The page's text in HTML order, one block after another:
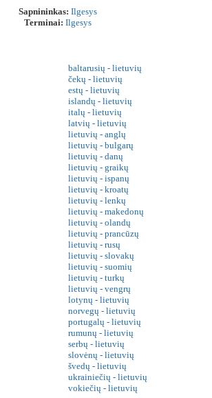
Sapnininkas: Ilgesys
Terminai: Ilgesys
baltarusių - lietuvių
čekų - lietuvių
estų - lietuvių
islandų - lietuvių
italų - lietuvių
latvių - lietuvių
lietuvių - anglų
lietuvių - bulgarų
lietuvių - danų
lietuvių - graikų
lietuvių - ispanų
lietuvių - kroatų
lietuvių - lenkų
lietuvių - makedonų
lietuvių - olandų
lietuvių - prancūzų
lietuvių - rusų
lietuvių - slovakų
lietuvių - suomių
lietuvių - turkų
lietuvių - vengrų
lotynų - lietuvių
norvegų - lietuvių
portugalų - lietuvių
rumunų - lietuvių
serbų - lietuvių
slovėnų - lietuvių
švedų - lietuvių
ukrainiečių - lietuvių
vokiečių - lietuvių